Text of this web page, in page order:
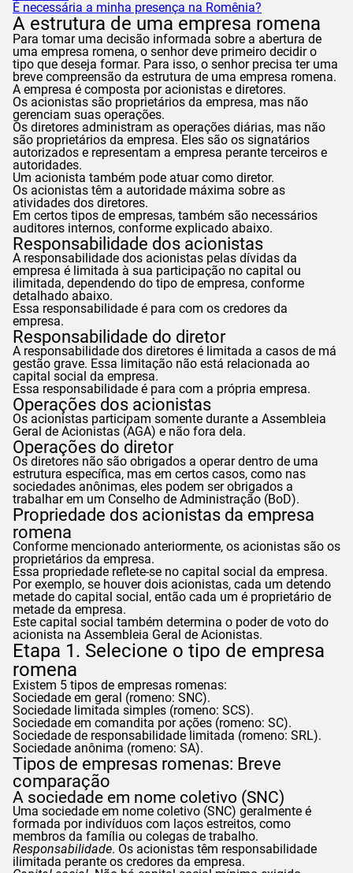
É necessária a minha presença na Romênia?
A estrutura de uma empresa romena
Para tomar uma decisão informada sobre a abertura de
uma empresa romena, o senhor deve primeiro decidir o
tipo que deseja formar. Para isso, o senhor precisa ter uma
breve compreensão da estrutura de uma empresa romena.
A empresa é composta por acionistas e diretores.
Os acionistas são proprietários da empresa, mas não
gerenciam suas operações.
Os diretores administram as operações diárias, mas não
são proprietários da empresa. Eles são os signatários
autorizados e representam a empresa perante terceiros e
autoridades.
Um acionista também pode atuar como diretor.
Os acionistas têm a autoridade máxima sobre as
atividades dos diretores.
Em certos tipos de empresas, também são necessários
auditores internos, conforme explicado abaixo.
Responsabilidade dos acionistas
A responsabilidade dos acionistas pelas dívidas da
empresa é limitada à sua participação no capital ou
ilimitada, dependendo do tipo de empresa, conforme
detalhado abaixo.
Essa responsabilidade é para com os credores da
empresa.
Responsabilidade do diretor
A responsabilidade dos diretores é limitada a casos de má
gestão grave. Essa limitação não está relacionada ao
capital social da empresa.
Essa responsabilidade é para com a própria empresa.
Operações dos acionistas
Os acionistas participam somente durante a Assembleia
Geral de Acionistas (AGA) e não fora dela.
Operações do diretor
Os diretores não são obrigados a operar dentro de uma
estrutura específica, mas em certos casos, como nas
sociedades anônimas, eles podem ser obrigados a
trabalhar em um Conselho de Administração (BoD).
Propriedade dos acionistas da empresa
romena
Conforme mencionado anteriormente, os acionistas são os
proprietários da empresa.
Essa propriedade reflete-se no capital social da empresa.
Por exemplo, se houver dois acionistas, cada um detendo
metade do capital social, então cada um é proprietário de
metade da empresa.
Este capital social também determina o poder de voto do
acionista na Assembleia Geral de Acionistas.
Etapa 1. Selecione o tipo de empresa
romena
Existem 5 tipos de empresas romenas:
Sociedade em geral (romeno: SNC).
Sociedade limitada simples (romeno: SCS).
Sociedade em comandita por ações (romeno: SC).
Sociedade de responsabilidade limitada (romeno: SRL).
Sociedade anônima (romeno: SA).
Tipos de empresas romenas: Breve
comparação
A sociedade em nome coletivo (SNC)
Uma sociedade em nome coletivo (SNC) geralmente é
formada por indivíduos com laços estreitos, como
membros da família ou colegas de trabalho.
Responsabilidade. Os acionistas têm responsabilidade
ilimitada perante os credores da empresa.